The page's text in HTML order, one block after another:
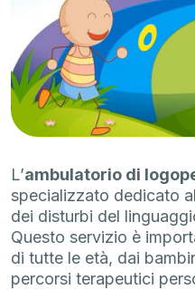
L’ambulatorio di
specializzato dedicato
dei disturbi del
Questo servizio è
di tutte le età, dai
percorsi terapeutici